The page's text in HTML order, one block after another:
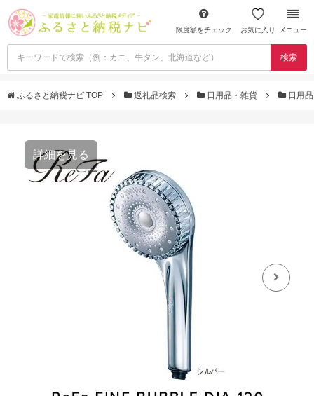
限度額をチェック お気に入り メニュー
検索
ふるさと納税ナビ TOP 返礼品検索 日用品・雑貨 日用
詳細を見る